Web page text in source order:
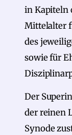
in Kapiteln
Mittelalter
des
sowie für
Der
der reinen
Synode